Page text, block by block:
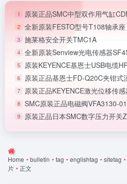
1 原装正品SMC中型双作用气缸
2 全新原装FESTO型号T108轴承座
3 施莱格安全开关TMC1A
4 全新原装Senview光电传感器
5 原装KEYENCE基恩士USB电缆
6 原装正品基恩士FD-Q20C夹钳式
7 原装正品KEYENCE激光位移传
8 SMC原装正品电磁阀VFA3130-01
9 原装正品日本SMC数字压力开关
Home • bulletin • tag • englishtag • sitetag •
片 • 正文